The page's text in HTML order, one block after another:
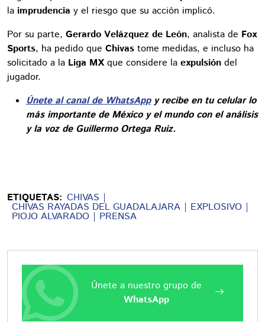
la imprudencia y el riesgo que su acción implicó.
Por su parte, Gerardo Velázquez de León, analista de Fox
Sports, ha pedido que Chivas tome medidas, e incluso ha
solicitado a la Liga MX que considere la expulsión del
jugador.
Únete al canal de WhatsAppy recibe en tu celular lo
más importante de México y el mundo con el análisis
y la voz de Guillermo Ortega Ruiz.
ETIQUETAS: CHIVAS
CHIVAS RAYADAS DEL GUADALAJARA EXPLOSIVO
PIOJO ALVARADO PRENSA
Únete a nuestro grupo de
WhatsApp